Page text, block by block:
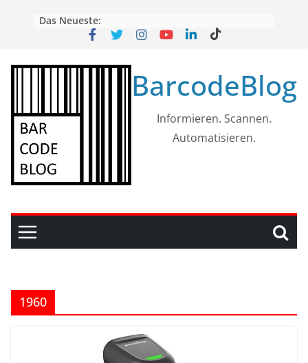
Das Neueste:
BarcodeBlog
Informieren. Scannen.
Automatisieren.
1960